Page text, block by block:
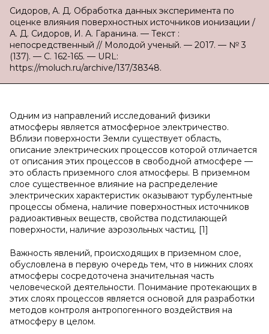
Сидоров, А. Д. Обработка данных эксперимента по
оценке влияния поверхностных источников ионизации /
А. Д. Сидоров, И. А. Гаранина. — Текст :
непосредственный // Молодой ученый. — 2017. — № 3
(137). — С. 162-165. — URL:
https://moluch.ru/archive/137/38348.
Одним из направлений исследований физики
атмосферы является атмосферное электричество.
Вблизи поверхности Земли существует область,
описание электрических процессов которой отличается
от описания этих процессов в свободной атмосфере —
это область приземного слоя атмосферы. В приземном
слое существенное влияние на распределение
электрических характеристик оказывают турбулентные
процессы обмена, наличие поверхностных источников
радиоактивных веществ, свойства подстилающей
поверхности, наличие аэрозольных частиц. [1]
Важность явлений, происходящих в приземном слое,
обусловлена в первую очередь тем, что в нижних слоях
атмосферы сосредоточена значительная часть
человеческой деятельности. Понимание протекающих в
этих слоях процессов является основой для разработки
методов контроля антропогенного воздействия на
атмосферу в целом.